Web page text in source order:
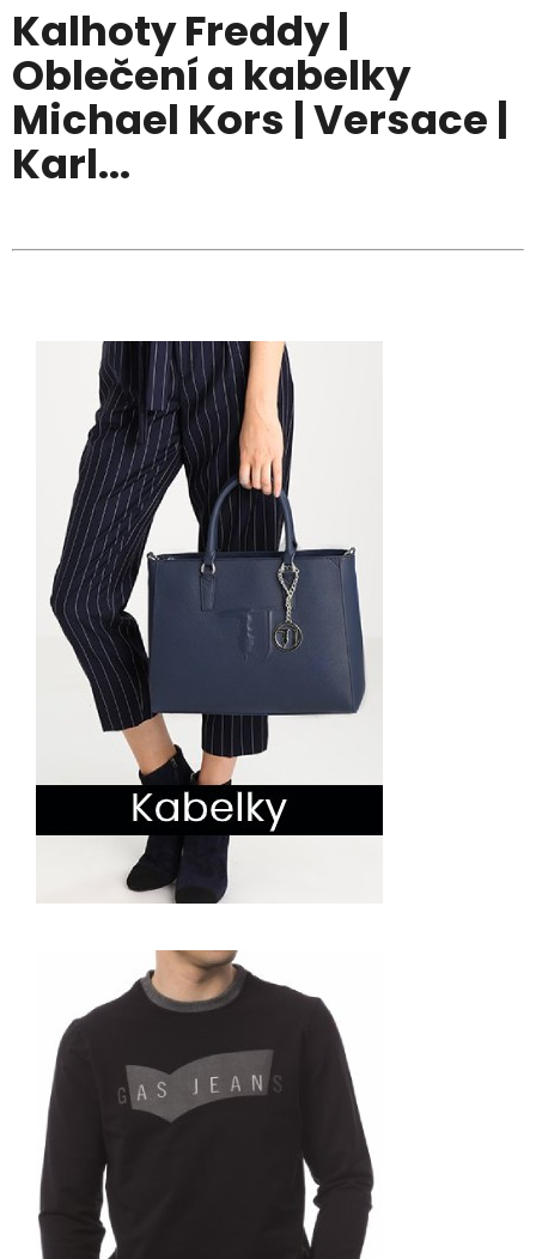
Kalhoty Freddy |
Oblečení a kabelky
Michael Kors | Versace |
Karl...